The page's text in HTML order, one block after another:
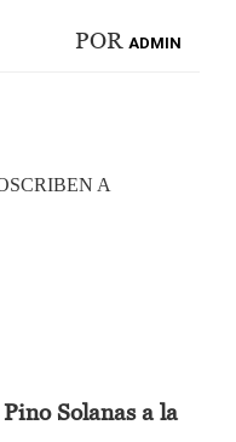
POR ADMIN
A
Solanas a la